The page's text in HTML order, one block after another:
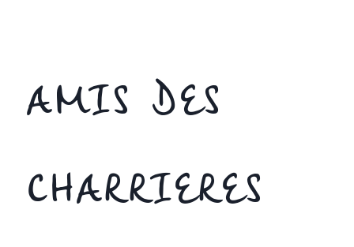
AMIS DES
CHARRIERES